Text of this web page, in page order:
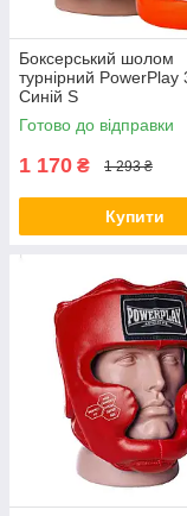
Боксерський шолом
турнірний PowerPlay
Синій S
Готово до відправки
1 170 ₴ 1 293 ₴
Купити